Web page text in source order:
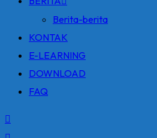
Berita-berita
KONTAK
E-LEARNING
DOWNLOAD
FAQ